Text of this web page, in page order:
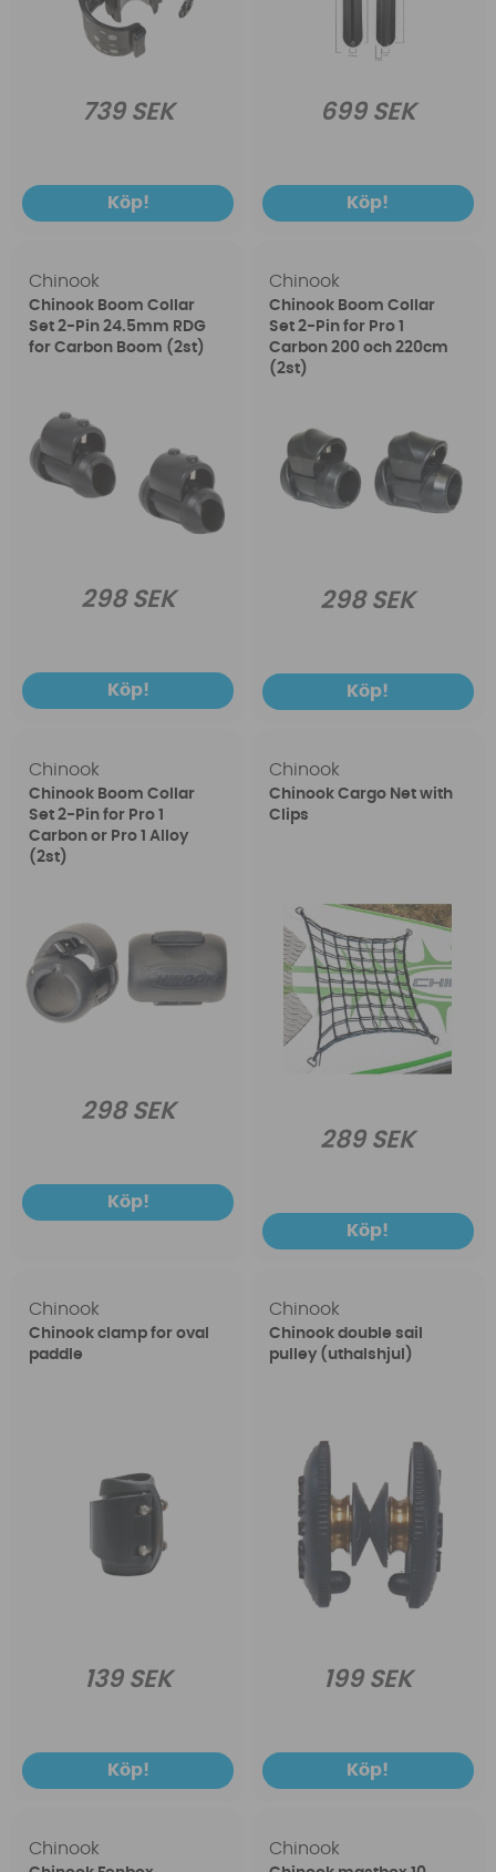
739 SEK
Köp!
699 SEK
Köp!
Chinook
Chinook Boom Collar
Set 2-Pin 24.5mm RDG
for Carbon Boom (2st)
298 SEK
Köp!
Chinook
Chinook Boom Collar
Set 2-Pin for Pro 1
Carbon 200 och 220cm
(2st)
298 SEK
Köp!
Chinook
Chinook Boom Collar
Set 2-Pin for Pro 1
Carbon or Pro 1 Alloy
(2st)
298 SEK
Köp!
Chinook
Chinook Cargo Net with
Clips
289 SEK
Köp!
Chinook
Chinook clamp for oval
paddle
139 SEK
Köp!
Chinook
Chinook double sail
pulley (uthalshjul)
199 SEK
Köp!
Chinook Chinook